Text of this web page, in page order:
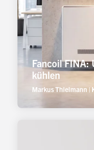
Fancoil FINA:
kühlen
Markus Thielmann |